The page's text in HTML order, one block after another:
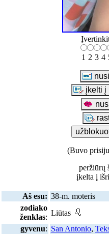
1 2 3 4
(Buvo
peržiūrų
įkelta į
Aš esu: 38-m. moteris
zodiako
ženklas: Liūtas
gyvenu: San Antonio,